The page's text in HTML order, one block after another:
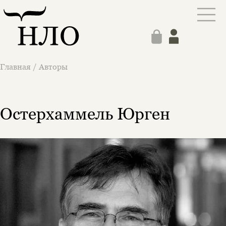
Главная / Авторы
Остерхаммель Юрген